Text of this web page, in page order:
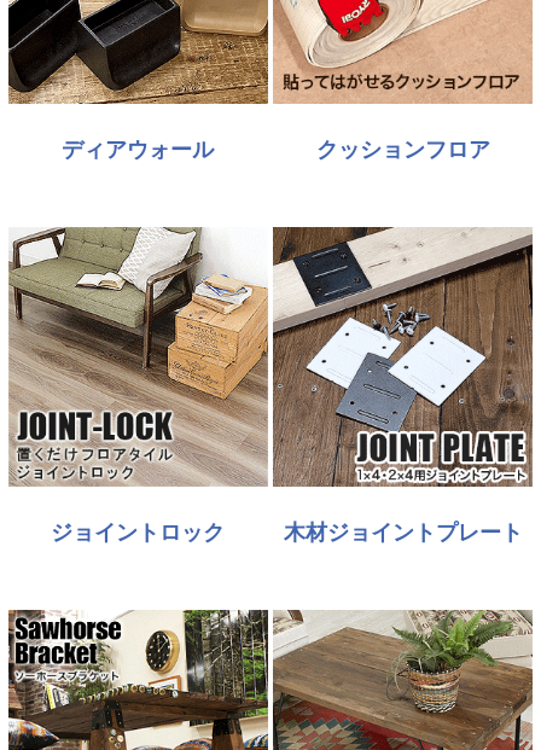
ディアウォール クッションフロア
ジョイントロック 木材ジョイントプレート